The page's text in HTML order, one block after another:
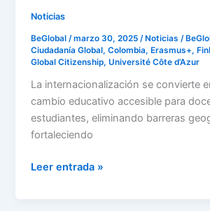
Noticias
BeGlobal /marzo 30, 2025 /Noticias /
Ciudadanía Global,Colombia,Erasmus+,
Global Citizenship,Université Côte d’Azur
La internacionalización se convierte
cambio educativo accesible para
estudiantes, eliminando barreras
fortaleciendo
Leer entrada »